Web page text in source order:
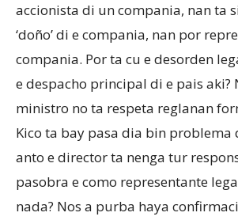
accionista di un compania, nan ta
‘doño’ di e compania, nan por
compania. Por ta cu e desorden
e despacho principal di e pais aki?
ministro no ta respeta reglanan
Kico ta bay pasa dia bin problema
anto e director ta nenga tur
pasobra e como representante
nada? Nos a purba haya